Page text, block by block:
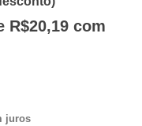
R$20,19 com
juros